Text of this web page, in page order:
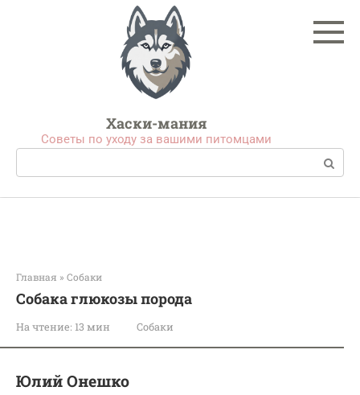
Хаски-мания
Советы по уходу за вашими питомцами
Поиск:
Главная » Собаки
Собака глюкозы порода
На чтение: 13 мин Собаки
Юлий Онешко